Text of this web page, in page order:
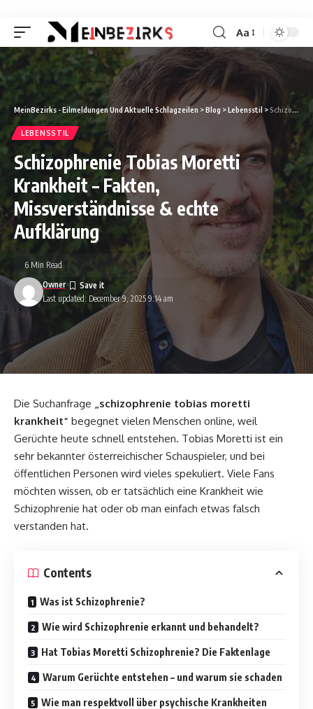
Font
Resizer
Aa
MeinBezirks - Eilmeldungen Und Aktuelle Schlagzeilen >Blog >Lebensstil >Schizophrenie Tobias Moretti Krankheit – Fakten, Missverständnisse & echte Aufklärung
LEBENSSTIL
Schizophrenie Tobias Moretti
Krankheit – Fakten,
Missverständnisse & echte
Aufklärung
Last updated: December 9, 2025 9:14 am
Owner
6 Min Read
Die Suchanfrage „schizophrenie tobias moretti
krankheit“ begegnet vielen Menschen online, weil
Gerüchte heute schnell entstehen. Tobias Moretti ist ein
sehr bekannter österreichischer Schauspieler, und bei
öffentlichen Personen wird vieles spekuliert. Viele Fans
möchten wissen, ob er tatsächlich eine Krankheit wie
Schizophrenie hat oder ob man einfach etwas falsch
verstanden hat.
Contents
Was ist Schizophrenie?
Wie wird Schizophrenie erkannt und behandelt?
Hat Tobias Moretti Schizophrenie? Die Faktenlage
Warum Gerüchte entstehen – und warum sie schaden
Wie man respektvoll über psychische Krankheiten